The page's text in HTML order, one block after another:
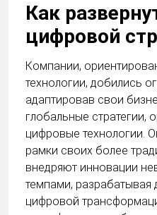
Как
цифровой
Компании,
технологии, добились
адаптировав свои
глобальные стратегии,
цифровые технологии.
рамки своих более
внедряют инновации
темпами, разрабатывая
цифровой